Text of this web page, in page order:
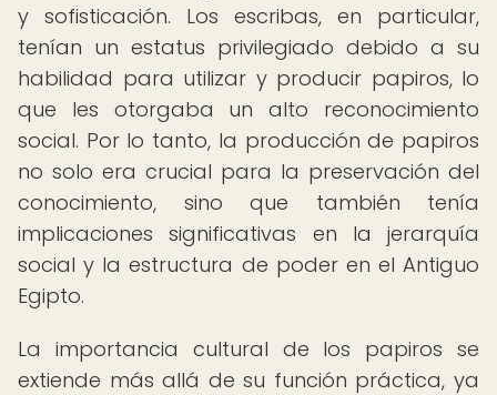
y sofisticación. Los escribas, en particular,
tenían un estatus privilegiado debido a su
habilidad para utilizar y producir papiros, lo
que les otorgaba un alto reconocimiento
social. Por lo tanto, la producción de papiros
no solo era crucial para la preservación del
conocimiento, sino que también tenía
implicaciones significativas en la jerarquía
social y la estructura de poder en el Antiguo
Egipto.
La importancia cultural de los papiros se
extiende más allá de su función práctica, ya